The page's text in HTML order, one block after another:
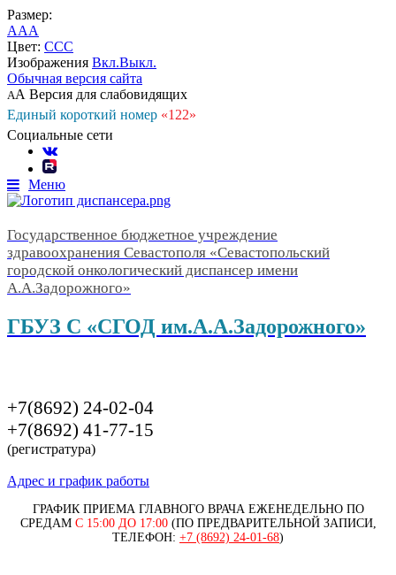
Размер:
AAA
Цвет: CCC
Изображения Вкл.Выкл.
Обычная версия сайта
АА Версия для слабовидящих
Единый короткий номер «122»
Социальные сети
Меню
Государственное бюджетное учреждение
здравоохранения Севастополя «Севастопольский
городской онкологический диспансер имени
А.А.Задорожного»
ГБУЗ С «СГОД им.А.А.Задорожного»
+7(8692) 24-02-04
+7(8692) 41-77-15
(регистратура)
Адрес и график работы
ГРАФИК ПРИЕМА ГЛАВНОГО ВРАЧА ЕЖЕНЕДЕЛЬНО ПО
СРЕДАМ С 15:00 ДО 17:00(ПО ПРЕДВАРИТЕЛЬНОЙ ЗАПИСИ,
ТЕЛЕФОН: +7 (8692) 24-01-68)